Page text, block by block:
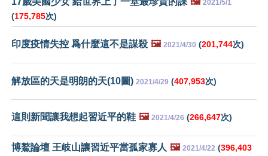
2021/5/1
(175,785次)
印度疫情失控 爲什麼這不是謀殺 🖼️ 2021/4/30 (201,744次)
解放區的天是明朗的天(10圖) 2021/4/29 (407,953次)
這則新聞讓我想起習近平的鞋 🖼️ 2021/4/26 (266,647次)
博鰲論壇 王岐山讓習近平當孤家寡人 🖼️ 2021/4/22 (396,403